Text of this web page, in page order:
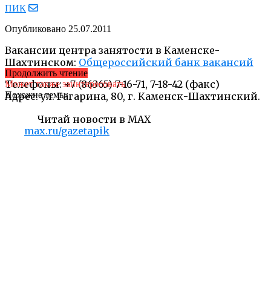
ПИК
Опубликовано 25.07.2011
Вакансии центра занятости в Каменске-
Шахтинском: Общероссийский банк вакансий
Телефоны: +7 (86365) 7-16-71, 7-18-42 (факс)
Адрес: ул. Гагарина, 80, г. Каменск-Шахтинский.
Читай новости в MAX
max.ru/gazetapik
Продолжить чтение
Может также заинтересовать
Похожие темы: